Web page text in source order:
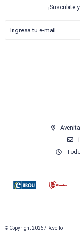
¡Suscribite
© Copyright 2026 / Revello